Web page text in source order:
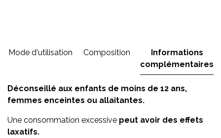
Mode d'utilisation Composition
Informations
complémentaires
Déconseillé aux enfants de moins de 12 ans,
femmes enceintes ou allaitantes.
Une consommation excessive peut avoir des effets
laxatifs.